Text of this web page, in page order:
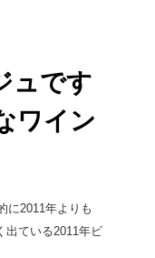
ュです
ワイン
に2011年よりも
出ている2011年ビ